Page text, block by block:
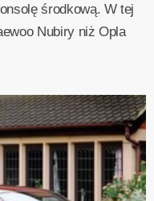
środkową. W tej
Nubiry niż Opla